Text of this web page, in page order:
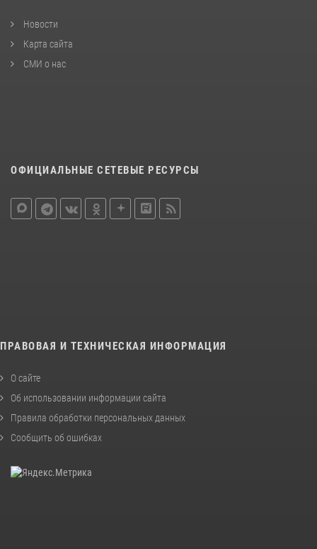
Новости
Карта сайта
СМИ о нас
ОФИЦИАЛЬНЫЕ СЕТЕВЫЕ РЕСУРСЫ
ПРАВОВАЯ И ТЕХНИЧЕСКАЯ ИНФОРМАЦИЯ
О сайте
Об использовании информации сайта
Правила обработки персональных данных
Сообщить об ошибках